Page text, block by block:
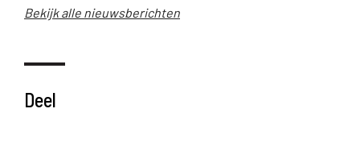
Bekijk alle nieuwsberichten
Deel